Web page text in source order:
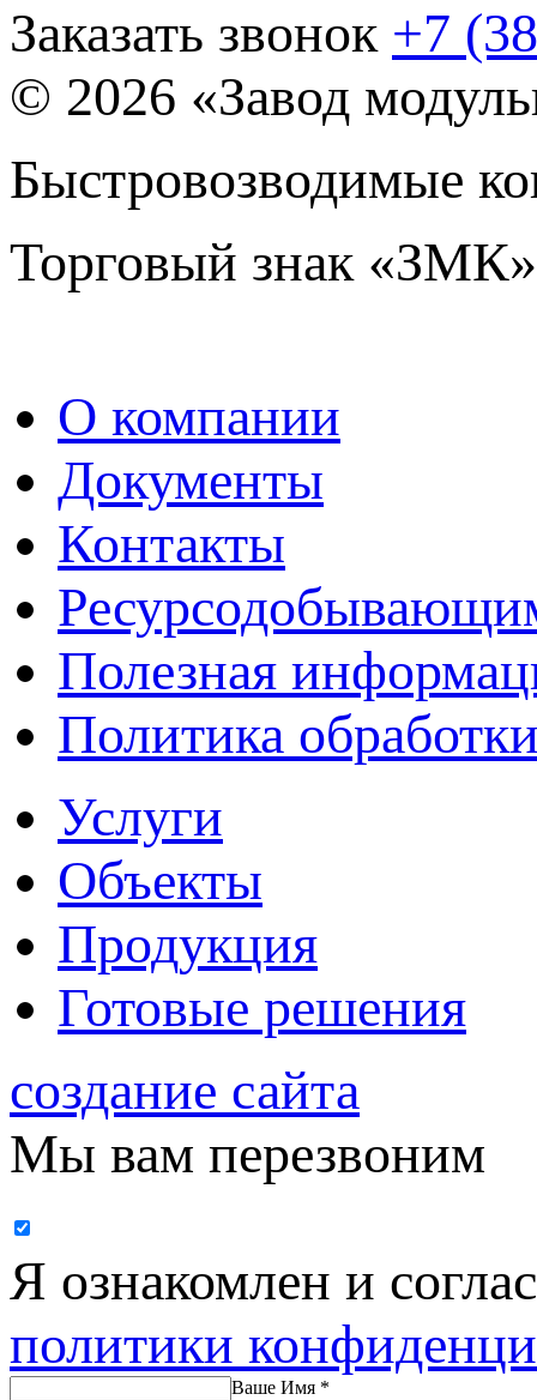
Заказать звонок +7
© 2026 «Завод
Быстровозводимые
Торговый знак
О компании
Документы
Контакты
Полезная
Политика
Услуги
Объекты
Продукция
Готовые решения
создание сайта
Мы вам перезвоним
Я ознакомлен и
политики
Ваше Имя *